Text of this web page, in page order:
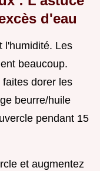
d'eau
l'humidité. Les
beaucoup.
dorer les
beurre/huile
pendant 15
et augmentez